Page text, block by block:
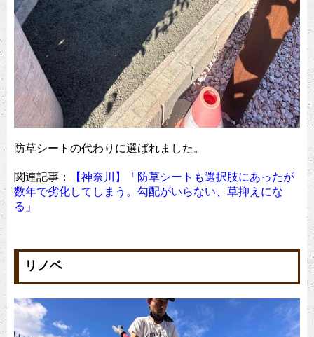
防草シートの代わりに選ばれました。
関連記事：
【神奈川】「防草シートも選択肢にあったが
数年で劣化してしまう。勾配がいらない、草抑えにな
る」
リノベ